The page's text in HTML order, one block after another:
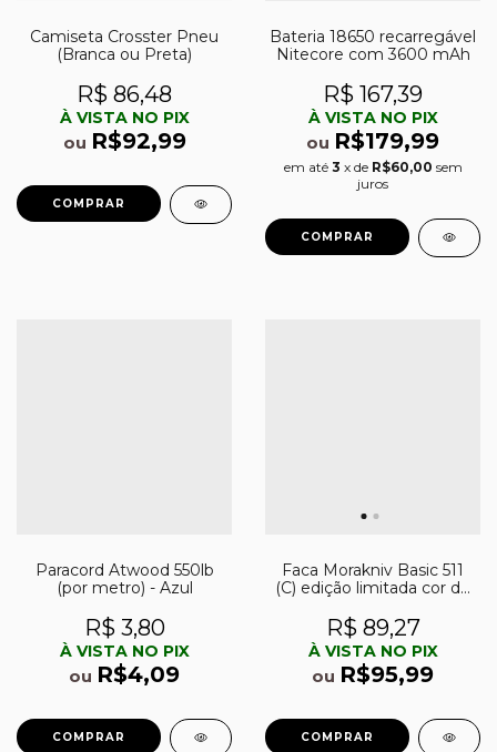
Camiseta Crosster Pneu
(Branca ou Preta)
R$ 86,48
À VISTA NO PIX
ou R$92,99
COMPRAR
Bateria 18650 recarregável
Nitecore com 3600 mAh
R$ 167,39
À VISTA NO PIX
ou R$179,99
em até 3 x de R$60,00 sem
juros
Paracord Atwood 550lb
(por metro) - Azul
R$ 3,80
À VISTA NO PIX
ou R$4,09
Faca Morakniv Basic 511
(C) edição limitada cor do
R$ 89,27
À VISTA NO PIX
ou R$95,99